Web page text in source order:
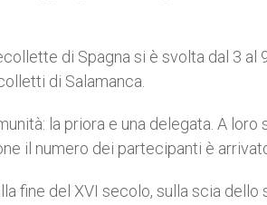
di Spagna si è svolta dal 3 al
di Salamanca.
la priora e una delegata. A loro
il numero dei partecipanti è
fine del XVI secolo, sulla scia